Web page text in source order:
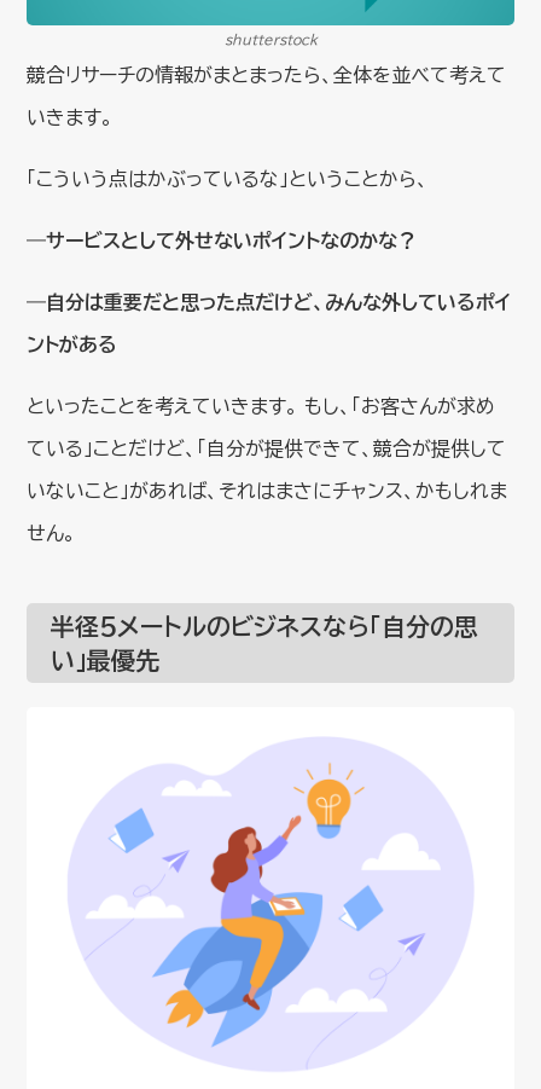
shutterstock
競合リサーチの情報がまとまったら、全体を並べて考えて
いきます。
「こういう点はかぶっているな」ということから、
―サービスとして外せないポイントなのかな？
―自分は重要だと思った点だけど、みんな外しているポイ
ントがある
といったことを考えていきます。 もし、「お客さんが求め
ている」ことだけど、「自分が提供できて、競合が提供して
いないこと」があれば、それはまさにチャンス、かもしれま
せん。
半径5メートルのビジネスなら「自分の思
い」最優先